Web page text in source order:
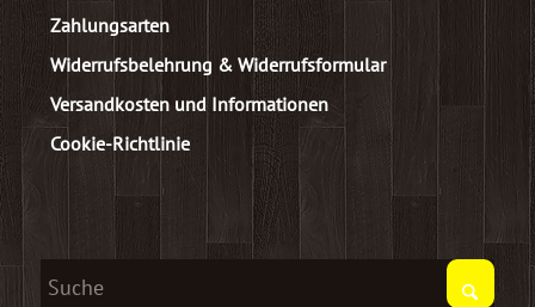
Zahlungsarten
Widerrufsbelehrung & Widerrufsformular
Versandkosten und Informationen
Cookie-Richtlinie